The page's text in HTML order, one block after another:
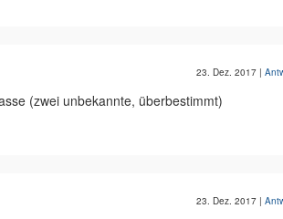
23. Dez. 2017 |
(zwei unbekannte, überbestimmt)
23. Dez. 2017 |